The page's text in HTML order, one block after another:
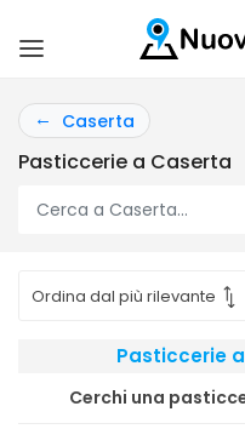
Caserta
Pasticcerie a Caserta
Pasticcerie
Cerchi una